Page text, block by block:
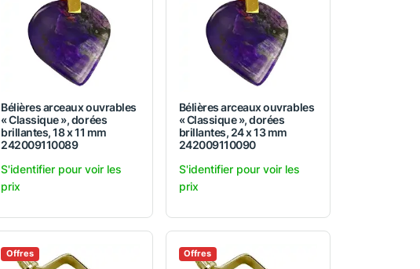
Bélières arceaux ouvrables
« Classique », dorées
brillantes, 18 x 11 mm
242009110089
S'identifier pour voir les
prix
Bélières arceaux ouvrables
« Classique », dorées
brillantes, 24 x 13 mm
242009110090
S'identifier pour voir les
prix
Offres Offres